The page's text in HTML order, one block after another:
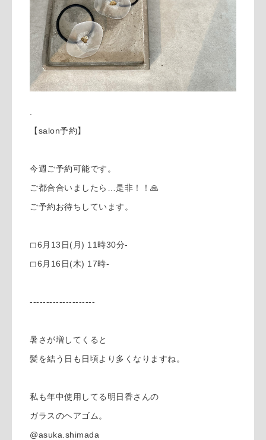
【salon予約】
今週ご予約可能です。
ご都合合いましたら…是非！！🙏
ご予約お待ちしています。
◻︎6月13日(月) 11時30分-
◻︎6月16日(木) 17時-
--------------------
暑さが増してくると
髪を結う日も日頃より多くなりますね。
私も年中使用してる明日香さんの
ガラスのヘアゴム。
@asuka.shimada